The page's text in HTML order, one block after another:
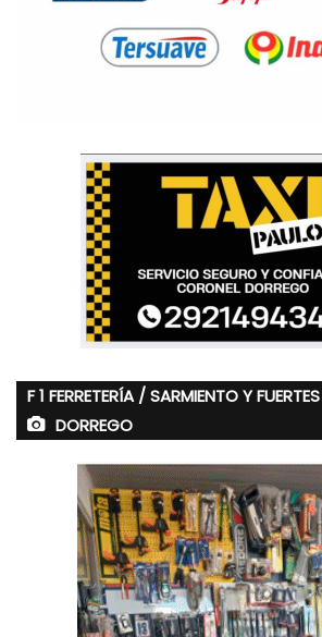
F 1 FERRETERÍA / SARMIENTO Y
DORREGO